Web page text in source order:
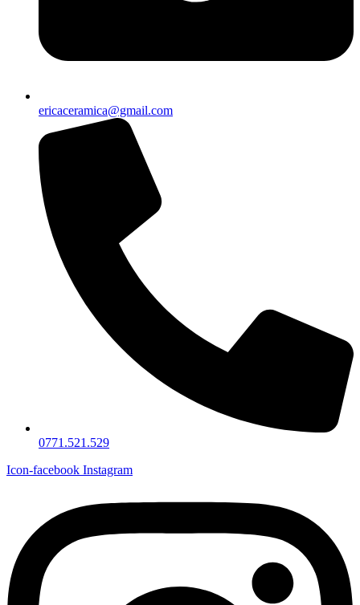
ericaceramica@gmail.com
0771.521.529
Icon-facebook Instagram